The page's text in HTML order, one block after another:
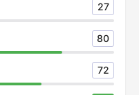
27
80
72